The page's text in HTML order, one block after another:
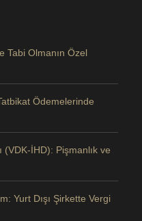
Tabi Olmanın Özel
Ödemelerinde
(VDK-İHD): Pişmanlık ve
Yurt Dışı Şirkette Vergi